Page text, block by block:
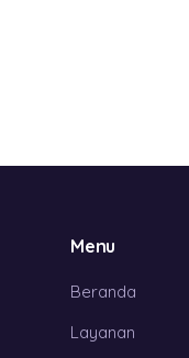
Menu
Beranda
Layanan